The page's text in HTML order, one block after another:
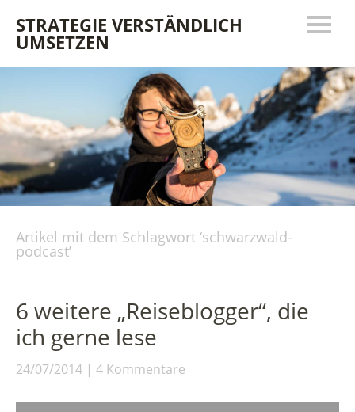
STRATEGIE VERSTÄNDLICH
UMSETZEN
Artikel mit dem Schlagwort ‘schwarzwald-
podcast’
6 weitere „Reiseblogger“, die
ich gerne lese
24/07/2014 4 Kommentare